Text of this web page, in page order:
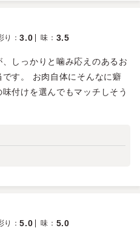
り ：3.0 味 ： 3.5
しっかりと噛み応えのあるお
す。 お肉自体にそんなに癖
付けを選んでもマッチしそう
り ：5.0 味 ： 5.0